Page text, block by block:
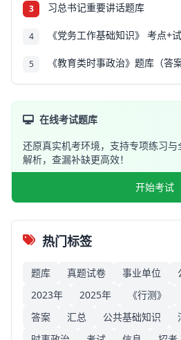
3 习总书记重要讲话题库
4 《党务工作基础知识》 考点+
5 《教育类时事政治》题库（答
在线考试题库
还原真实机考环境，支持专项练习
解析，查漏补缺更高效！
开始考试
热门标签
题库 真题试卷 事业单位
2023年
2025年 《行测》
答案
汇总 公共基础知识